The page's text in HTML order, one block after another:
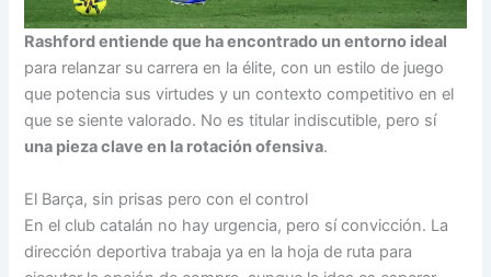
Rashford entiende que ha encontrado un entorno ideal
para relanzar su carrera en la élite, con un estilo de juego
que potencia sus virtudes y un contexto competitivo en el
que se siente valorado. No es titular indiscutible, pero sí
una pieza clave en la rotación ofensiva.
El Barça, sin prisas pero con el control
En el club catalán no hay urgencia, pero sí convicción. La
dirección deportiva trabaja ya en la hoja de ruta para